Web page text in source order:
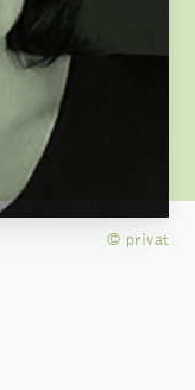
© privat